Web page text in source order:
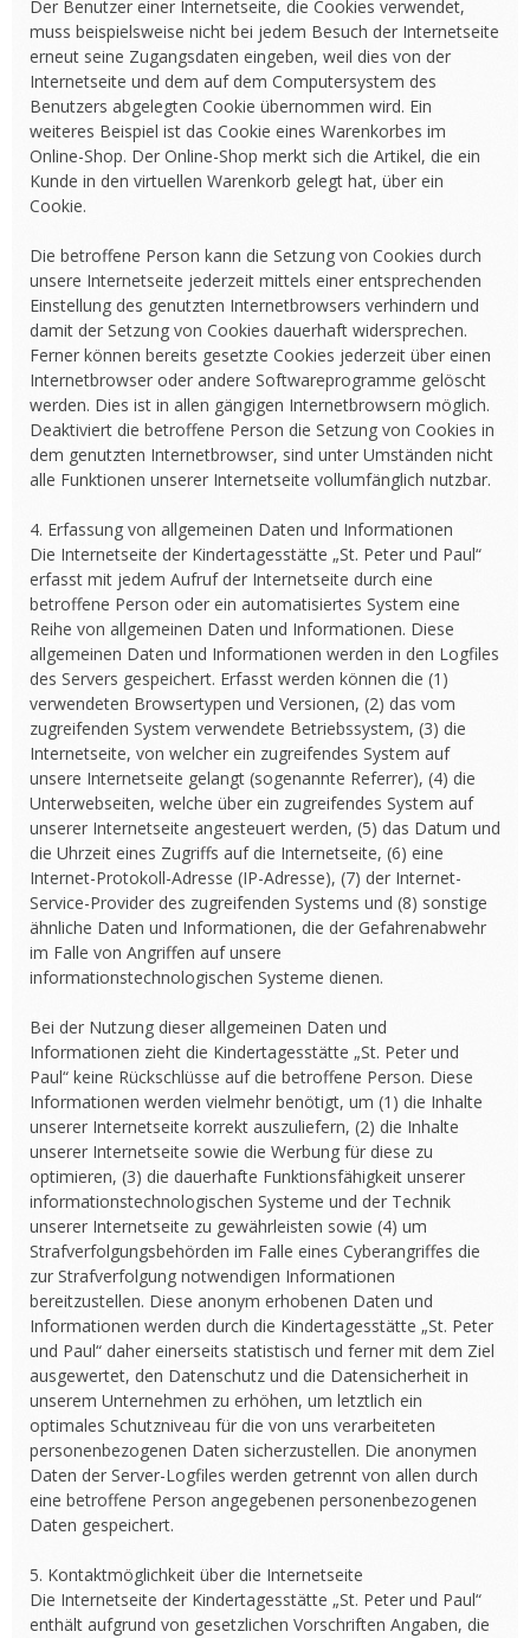
Der Benutzer einer Internetseite, die Cookies verwendet,
muss beispielsweise nicht bei jedem Besuch der Internetseite
erneut seine Zugangsdaten eingeben, weil dies von der
Internetseite und dem auf dem Computersystem des
Benutzers abgelegten Cookie übernommen wird. Ein
weiteres Beispiel ist das Cookie eines Warenkorbes im
Online-Shop. Der Online-Shop merkt sich die Artikel, die ein
Kunde in den virtuellen Warenkorb gelegt hat, über ein
Cookie.
Die betroffene Person kann die Setzung von Cookies durch
unsere Internetseite jederzeit mittels einer entsprechenden
Einstellung des genutzten Internetbrowsers verhindern und
damit der Setzung von Cookies dauerhaft widersprechen.
Ferner können bereits gesetzte Cookies jederzeit über einen
Internetbrowser oder andere Softwareprogramme gelöscht
werden. Dies ist in allen gängigen Internetbrowsern möglich.
Deaktiviert die betroffene Person die Setzung von Cookies in
dem genutzten Internetbrowser, sind unter Umständen nicht
alle Funktionen unserer Internetseite vollumfänglich nutzbar.
4. Erfassung von allgemeinen Daten und Informationen
Die Internetseite der Kindertagesstätte „St. Peter und Paul“
erfasst mit jedem Aufruf der Internetseite durch eine
betroffene Person oder ein automatisiertes System eine
Reihe von allgemeinen Daten und Informationen. Diese
allgemeinen Daten und Informationen werden in den Logfiles
des Servers gespeichert. Erfasst werden können die (1)
verwendeten Browsertypen und Versionen, (2) das vom
zugreifenden System verwendete Betriebssystem, (3) die
Internetseite, von welcher ein zugreifendes System auf
unsere Internetseite gelangt (sogenannte Referrer), (4) die
Unterwebseiten, welche über ein zugreifendes System auf
unserer Internetseite angesteuert werden, (5) das Datum und
die Uhrzeit eines Zugriffs auf die Internetseite, (6) eine
Internet-Protokoll-Adresse (IP-Adresse), (7) der Internet-
Service-Provider des zugreifenden Systems und (8) sonstige
ähnliche Daten und Informationen, die der Gefahrenabwehr
im Falle von Angriffen auf unsere
informationstechnologischen Systeme dienen.
Bei der Nutzung dieser allgemeinen Daten und
Informationen zieht die Kindertagesstätte „St. Peter und
Paul“ keine Rückschlüsse auf die betroffene Person. Diese
Informationen werden vielmehr benötigt, um (1) die Inhalte
unserer Internetseite korrekt auszuliefern, (2) die Inhalte
unserer Internetseite sowie die Werbung für diese zu
optimieren, (3) die dauerhafte Funktionsfähigkeit unserer
informationstechnologischen Systeme und der Technik
unserer Internetseite zu gewährleisten sowie (4) um
Strafverfolgungsbehörden im Falle eines Cyberangriffes die
zur Strafverfolgung notwendigen Informationen
bereitzustellen. Diese anonym erhobenen Daten und
Informationen werden durch die Kindertagesstätte „St. Peter
und Paul“ daher einerseits statistisch und ferner mit dem Ziel
ausgewertet, den Datenschutz und die Datensicherheit in
unserem Unternehmen zu erhöhen, um letztlich ein
optimales Schutzniveau für die von uns verarbeiteten
personenbezogenen Daten sicherzustellen. Die anonymen
Daten der Server-Logfiles werden getrennt von allen durch
eine betroffene Person angegebenen personenbezogenen
Daten gespeichert.
5. Kontaktmöglichkeit über die Internetseite
Die Internetseite der Kindertagesstätte „St. Peter und Paul“
enthält aufgrund von gesetzlichen Vorschriften Angaben, die